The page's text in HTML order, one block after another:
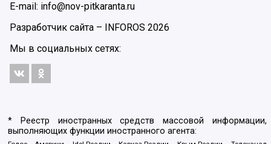
E-mail: info@nov-pitkaranta.ru
Разработчик сайта –
INFOROS 2026
Мы в социальных сетях:
* Реестр иностранных средств массовой информации,
выполняющих функции иностранного агента: